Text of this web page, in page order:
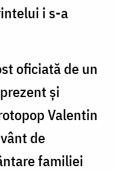
i s-a
oficiată de un
și
Valentin
de
familiei